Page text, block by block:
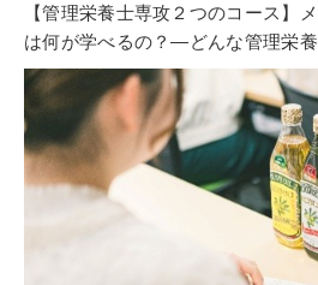
【管理栄養士専攻２つのコース】
は何が学べるの？―どんな管理栄